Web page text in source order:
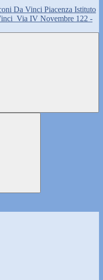
Istituto
Via IV Novembre 122 -